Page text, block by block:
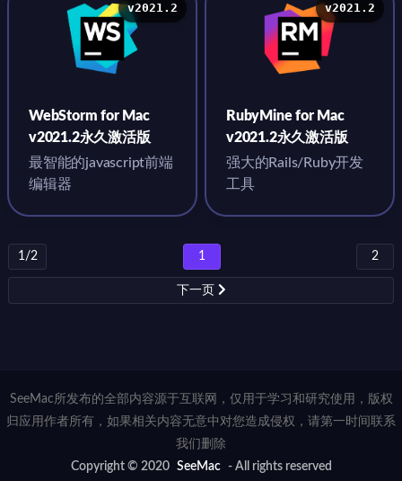
v2021.2
WebStorm for Mac
v2021.2永久激活版
最智能的javascript前端
编辑器
v2021.2
RubyMine for Mac
v2021.2永久激活版
强大的Rails/Ruby开发
工具
1/2 1 2
下一页
SeeMac所发布的全部内容源于互联网，仅用于学习和研究使用，版权
归应用作者所有，如果相关内容无意中对您造成侵权，请第一时间联系
我们删除
Copyright © 2020 SeeMac - All rights reserved